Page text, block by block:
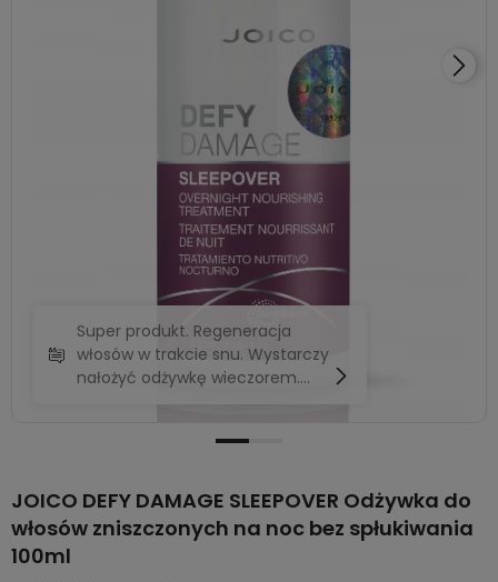
Super produkt. Regeneracja
włosów w trakcie snu. Wystarczy
nałożyć odżywkę wieczorem.
Odżywka nie obciąża włosów, nie
JOICO DEFY DAMAGE SLEEPOVER Odżywka do
włosów zniszczonych na noc bez spłukiwania
100ml